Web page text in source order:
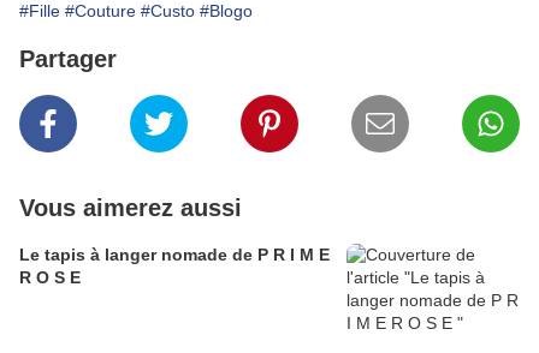
#Fille #Couture #Custo #Blogo
Partager
Vous aimerez aussi
Le tapis à langer nomade de P R I M E
R O S E